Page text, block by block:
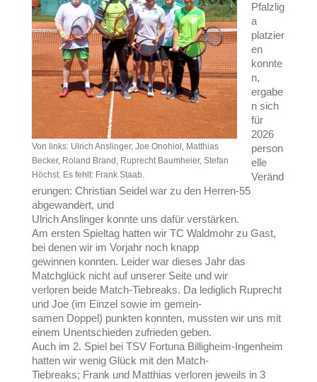
Von links: Ulrich Anslinger, Joe Onohiol, Matthias
Becker, Roland Brand, Ruprecht Baumheier, Stefan
Höchst. Es fehlt: Frank Staab.
Pfalzlig
a
platzier
en
konnte
n,
ergabe
n sich
für
2026
person
elle
Veränd
erungen: Christian Seidel war zu den Herren-55
abgewandert, und
Ulrich Anslinger konnte uns dafür verstärken.
Am ersten Spieltag hatten wir TC Waldmohr zu Gast,
bei denen wir im Vorjahr noch knapp
gewinnen konnten. Leider war dieses Jahr das
Matchglück nicht auf unserer Seite und wir
verloren beide Match-Tiebreaks. Da lediglich Ruprecht
und Joe (im Einzel sowie im gemein-
samen Doppel) punkten konnten, mussten wir uns mit
einem Unentschieden zufrieden geben.
Auch im 2. Spiel bei TSV Fortuna Billigheim-Ingenheim
hatten wir wenig Glück mit den Match-
Tiebreaks; Frank und Matthias verloren jeweils in 3